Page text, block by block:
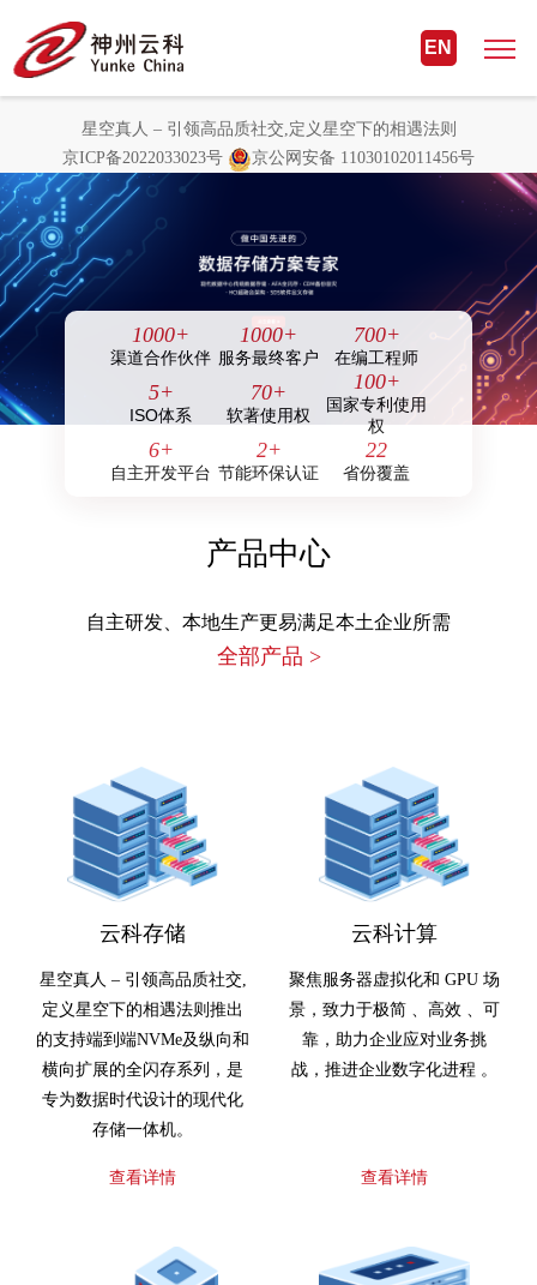
星空真人 – 引领高品质社交,定义星
空下的相遇法则
EN
星空真人 – 引领高品质社交,定义星空下的相遇法则
京ICP备2022033023号
京公网安备 11030102011456号
1000+
渠道合作伙伴
1000+
服务最终客户
700+
在编工程师
5+
ISO体系
70+
软著使用权
100+
国家专利使用
权
6+
自主开发平台
2+
节能环保认证
22
省份覆盖
产品中心
自主研发、本地生产更易满足本土企业所需
全部产品 >
云科存储
星空真人 – 引领高品质社交,
定义星空下的相遇法则推出
的支持端到端NVMe及纵向和
横向扩展的全闪存系列，是
专为数据时代设计的现代化
存储一体机。
查看详情
云科计算
聚焦服务器虚拟化和 GPU 场
景，致力于极简 、高效 、可
靠，助力企业应对业务挑
战，推进企业数字化进程 。
查看详情